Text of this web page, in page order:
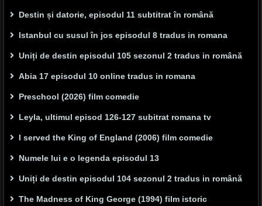
Destin și datorie, episodul 11 subtitrat în română
Istanbul cu susul în jos episodul 8 tradus in romana
Uniți de destin episodul 105 sezonul 2 tradus in română
Abia 17 episodul 10 online tradus in romana
Preschool (2026) film comedie
Leyla, ultimul episod 126-127 subitrat romana tv
I served the King of England (2006) film comedie
Numele lui e o legenda episodul 13
Uniți de destin episodul 104 sezonul 2 tradus in română
The Madness of King George (1994) film istoric